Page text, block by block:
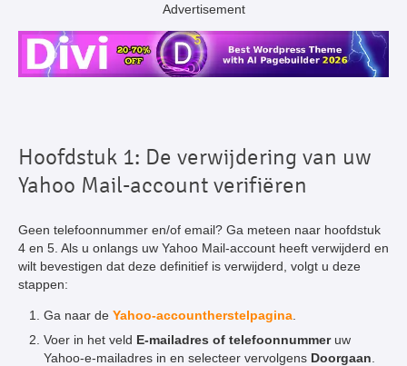
Advertisement
Hoofdstuk 1: De verwijdering van uw
Yahoo Mail-account verifiëren
Geen telefoonnummer en/of email? Ga meteen naar hoofdstuk
4 en 5. Als u onlangs uw Yahoo Mail-account heeft verwijderd en
wilt bevestigen dat deze definitief is verwijderd, volgt u deze
stappen:
Ga naar de Yahoo-accountherstelpagina.
Voer in het veld E-mailadres of telefoonnummeruw
Yahoo-e-mailadres in en selecteer vervolgens Doorgaan